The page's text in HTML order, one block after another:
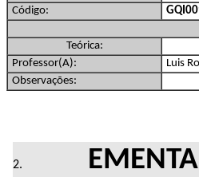
Código:
Teórica:
Professor(A):
Luis
Observações:
EMENTA